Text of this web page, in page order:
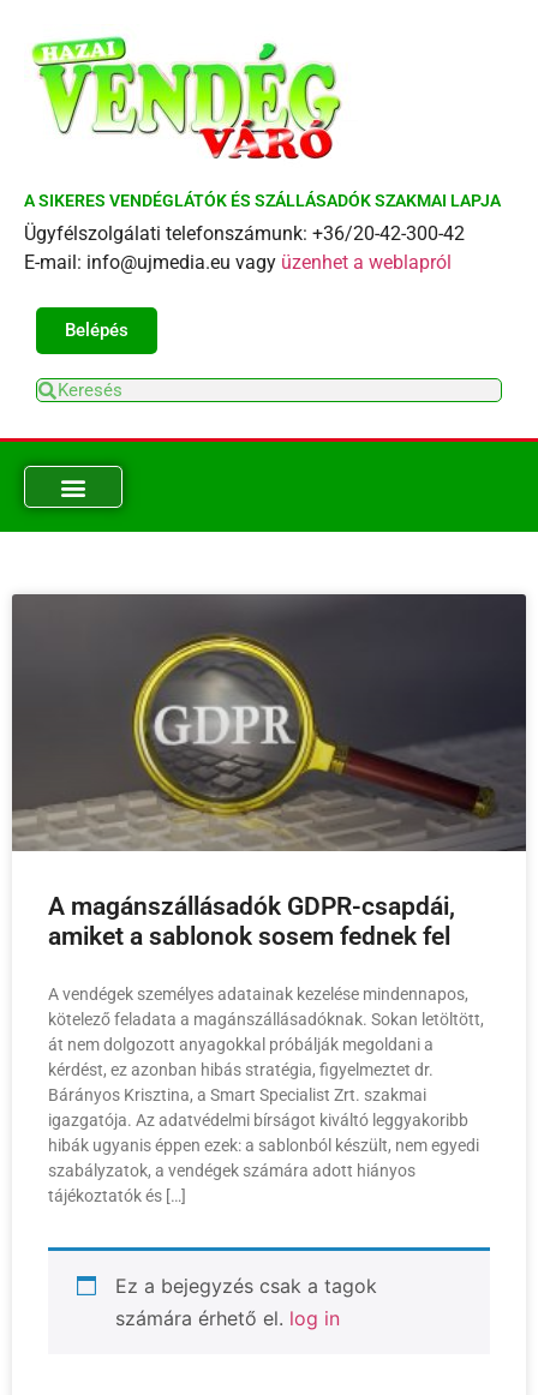
A SIKERES VENDÉGLÁTÓK ÉS SZÁLLÁSADÓK SZAKMAI LAPJA
Ügyfélszolgálati telefonszámunk: +36/20-42-300-42
E-mail: info@ujmedia.eu vagy üzenhet a weblapról
Belépés
A magánszállásadók GDPR-csapdái,
amiket a sablonok sosem fednek fel
A vendégek személyes adatainak kezelése mindennapos,
kötelező feladata a magánszállásadóknak. Sokan letöltött,
át nem dolgozott anyagokkal próbálják megoldani a
kérdést, ez azonban hibás stratégia, figyelmeztet dr.
Bárányos Krisztina, a Smart Specialist Zrt. szakmai
igazgatója. Az adatvédelmi bírságot kiváltó leggyakoribb
hibák ugyanis éppen ezek: a sablonból készült, nem egyedi
szabályzatok, a vendégek számára adott hiányos
tájékoztatók és […]
Ez a bejegyzés csak a tagok
számára érhető el. log in